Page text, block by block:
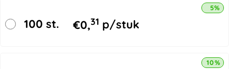
100 st. €0,31 p/stuk
5%
10%